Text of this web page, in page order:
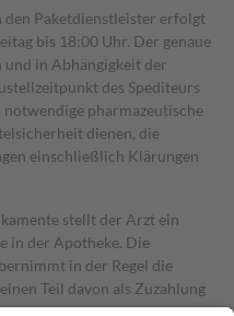
den Paketdienstleister erfolgt
bis 18:00 Uhr. Der genaue
und in Abhängigkeit der
des Spediteurs
pharmazeutische
dienen, die
einschließlich Klärungen
stellt der Arzt ein
in der Apotheke. Die
in der Regel die
Teil davon als Zuzahlung